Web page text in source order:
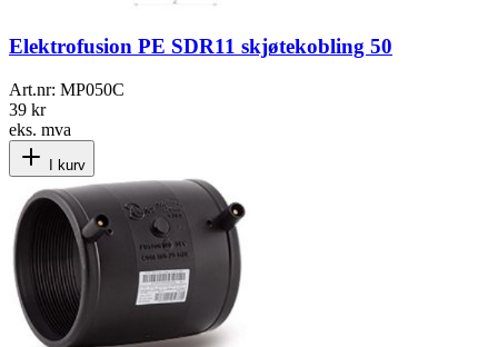
Elektrofusion PE SDR11 skjøtekobling 50
Art.nr: MP050C
39 kr
eks. mva
I kurv